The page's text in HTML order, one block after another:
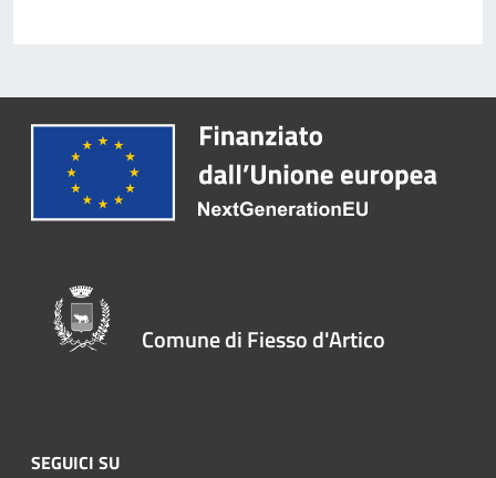
Comune di Fiesso d'Artico
SEGUICI SU